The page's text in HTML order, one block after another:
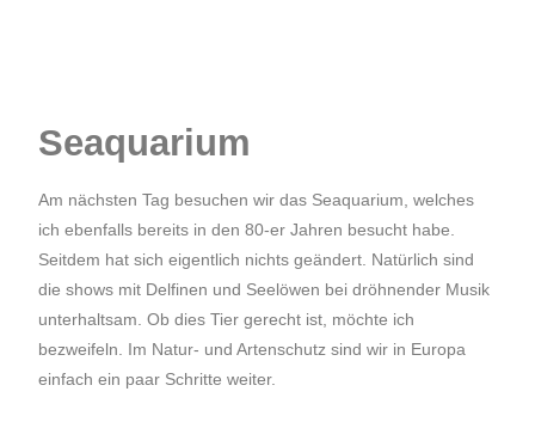
Seaquarium
Am nächsten Tag besuchen wir das Seaquarium, welches
ich ebenfalls bereits in den 80-er Jahren besucht habe.
Seitdem hat sich eigentlich nichts geändert. Natürlich sind
die shows mit Delfinen und Seelöwen bei dröhnender Musik
unterhaltsam. Ob dies Tier gerecht ist, möchte ich
bezweifeln. Im Natur- und Artenschutz sind wir in Europa
einfach ein paar Schritte weiter.